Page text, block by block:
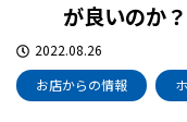
が良いのか？
2022.08.26
お店からの情報